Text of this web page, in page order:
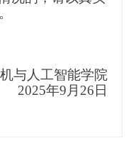
与人工智能学院
2025年9 月 26 日